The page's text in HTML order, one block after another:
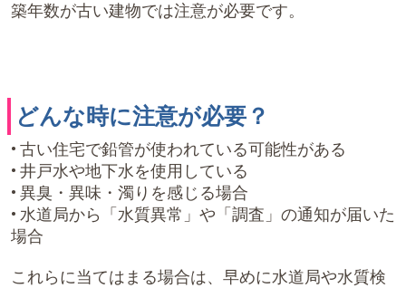
築年数が古い建物では注意が必要です。
どんな時に注意が必要？
• 古い住宅で鉛管が使われている可能性がある
• 井戸水や地下水を使用している
• 異臭・異味・濁りを感じる場合
• 水道局から「水質異常」や「調査」の通知が届いた
場合
これらに当てはまる場合は、早めに水道局や水質検